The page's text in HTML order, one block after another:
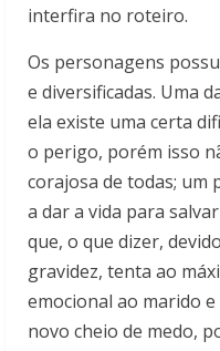
interfira no roteiro.
Os personagens
e diversificadas. Uma
ela existe uma certa
o perigo, porém isso
corajosa de todas;
a dar a vida para
que, o que dizer,
gravidez, tenta ao
emocional ao marido
novo cheio de medo,